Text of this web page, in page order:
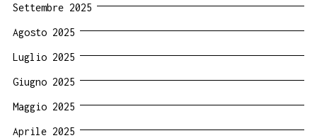
Settembre 2025
Agosto 2025
Luglio 2025
Giugno 2025
Maggio 2025
Aprile 2025